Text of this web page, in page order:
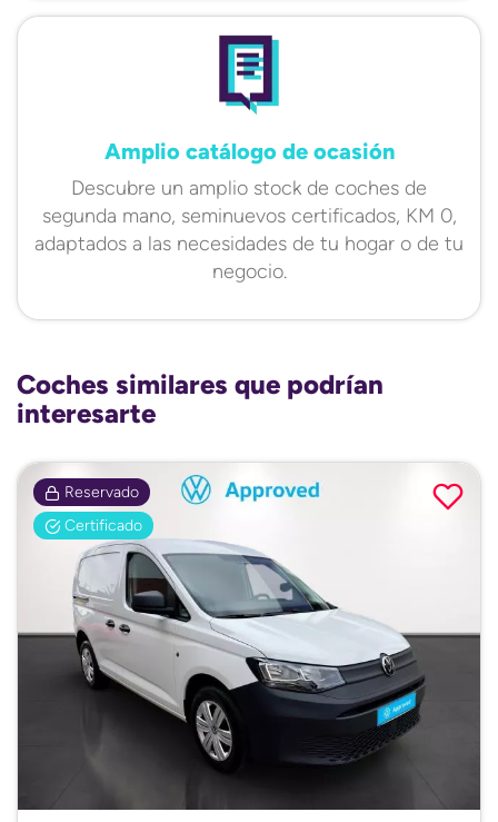
Amplio catálogo de ocasión
Descubre un amplio stock de coches de
segunda mano, seminuevos certificados, KM 0,
adaptados a las necesidades de tu hogar o de tu
negocio.
Coches similares que podrían
interesarte
Reservado
Certificado